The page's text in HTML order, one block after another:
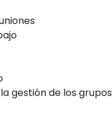
gestión de los grupos